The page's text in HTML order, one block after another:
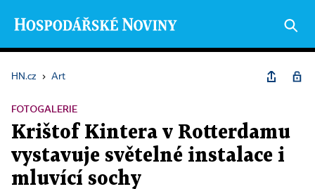
HN.cz › Art
FOTOGALERIE
Krištof Kintera v Rotterdamu
vystavuje světelné instalace i
mluvící sochy